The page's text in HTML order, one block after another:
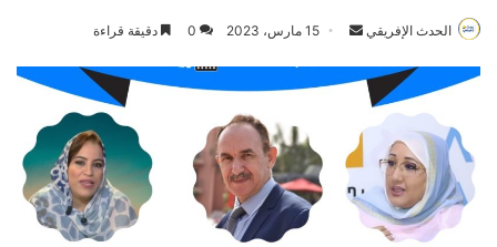
الحدث الإفريقي
Send
email
15 مارس، 2023 0 دقيقة قراءة